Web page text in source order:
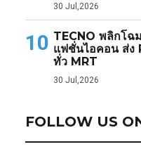
30 Jul,2026
10 TECNO พลิกโฉ
แฟชั่นไอคอน ส่ง
ทั่ว MRT
30 Jul,2026
FOLLOW US